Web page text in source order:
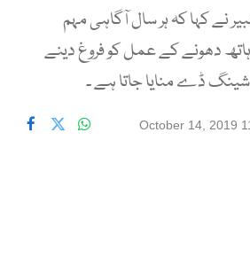
نے کہا کہ ہر سال آگاہی مہم
دھونے کے عمل کو فروغ دینے
ڈے منایا جاتا ہے ۔
October 14, 2019